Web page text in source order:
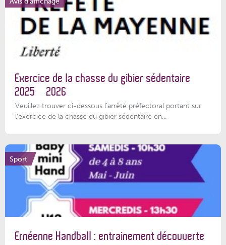
Exercice de la chasse du gibier sédentaire
2025 – 2026
Veuillez trouver ci-dessous l'arrêté préfectoral portant sur
l'exercice de la chasse du gibier sédentaire en...
Sport
Ernéenne Handball : entrainement découverte